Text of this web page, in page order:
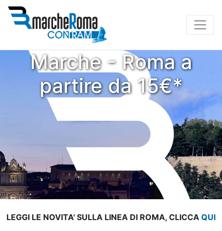
Marche - Roma a
partire da 15€*
LEGGI LE NOVITA' SULLA LINEA DI ROMA, CLICCA QUI